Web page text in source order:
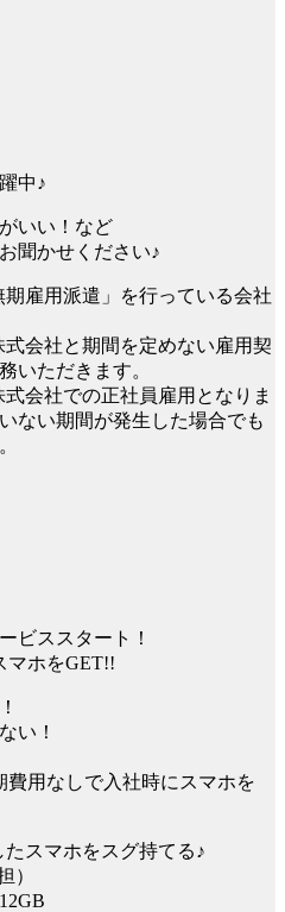
中♪
いい！など
聞かせください♪
雇用派遣」を行っている会社
会社と期間を定めない雇用契
いただきます。
会社での正社員雇用となりま
ない期間が発生した場合でも
ビススタート！
マホをGET!!
い！
費用なしで入社時にスマホを
スマホをスグ持てる♪
）